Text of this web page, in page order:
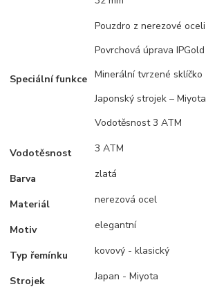
Speciální funkce
Pouzdro z nerezové oceli
Povrchová úprava IPGold
Minerální tvrzené sklíčko
Japonský strojek – Miyota
Vodotěsnost 3 ATM
Vodotěsnost 3 ATM
Barva zlatá
Materiál nerezová ocel
Motiv elegantní
Typ řemínku kovový - klasický
Strojek Japan - Miyota